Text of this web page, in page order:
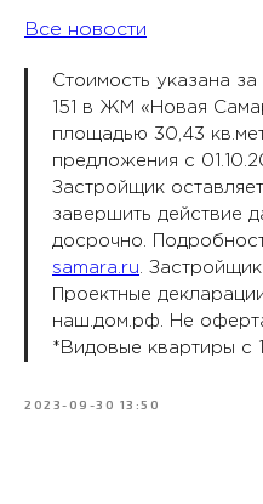
Все новости
Стоимость указана
151 в ЖМ «Новая
площадью 30,43
предложения с
Застройщик
завершить действие
досрочно.
samara.ru .
Проектные
наш.дом.рф. Не
*Видовые квартиры с
2023-09-30 13:50